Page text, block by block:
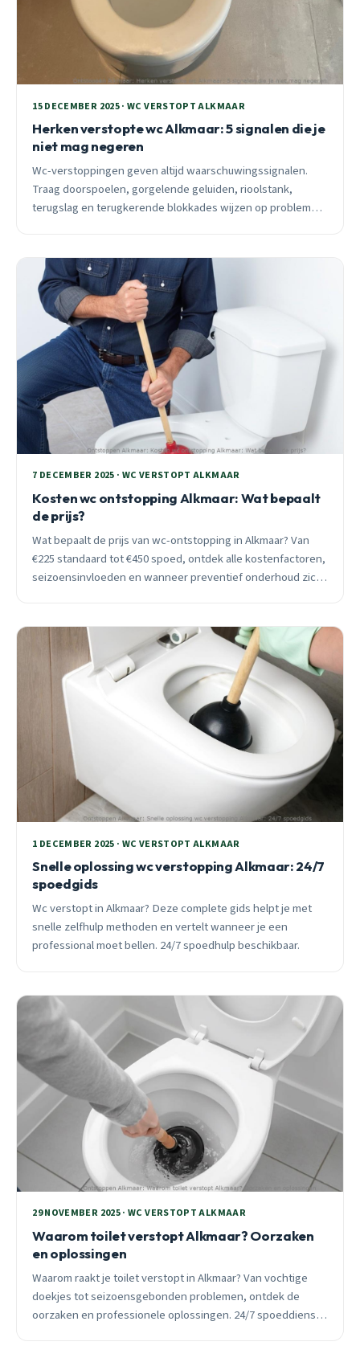
15 DECEMBER 2025 · WC VERSTOPT ALKMAAR
Herken verstopte wc Alkmaar: 5 signalen die je
niet mag negeren
Wc-verstoppingen geven altijd waarschuwingssignalen.
Traag doorspoelen, gorgelende geluiden, rioolstank,
terugslag en terugkerende blokkades wijzen op problemen.
acute situaties.
7 DECEMBER 2025 · WC VERSTOPT ALKMAAR
Kosten wc ontstopping Alkmaar: Wat bepaalt
de prijs?
Wat bepaalt de prijs van wc-ontstopping in Alkmaar? Van
€225 standaard tot €450 spoed, ontdek alle kostenfactoren,
seizoensinvloeden en wanneer preventief onderhoud zich
1 DECEMBER 2025 · WC VERSTOPT ALKMAAR
Snelle oplossing wc verstopping Alkmaar: 24/7
spoedgids
Wc verstopt in Alkmaar? Deze complete gids helpt je met
snelle zelfhulp methoden en vertelt wanneer je een
professional moet bellen. 24/7 spoedhulp beschikbaar.
29 NOVEMBER 2025 · WC VERSTOPT ALKMAAR
Waarom toilet verstopt Alkmaar? Oorzaken
en oplossingen
Waarom raakt je toilet verstopt in Alkmaar? Van vochtige
doekjes tot seizoensgebonden problemen, ontdek de
oorzaken en professionele oplossingen. 24/7 spoeddienst